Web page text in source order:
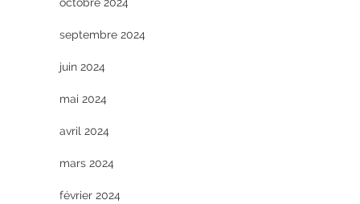
septembre 2024
juin 2024
mai 2024
avril 2024
mars 2024
février 2024